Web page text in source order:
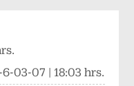
03-07 | 18:03 hrs.